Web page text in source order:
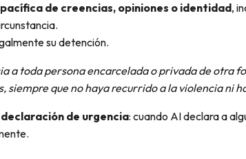
de creencias, opiniones o identidad,
su detención.
a toda persona encarcelada o privada de otra
que no haya recurrido a la violencia ni
declaración de urgencia: cuando AI declara a